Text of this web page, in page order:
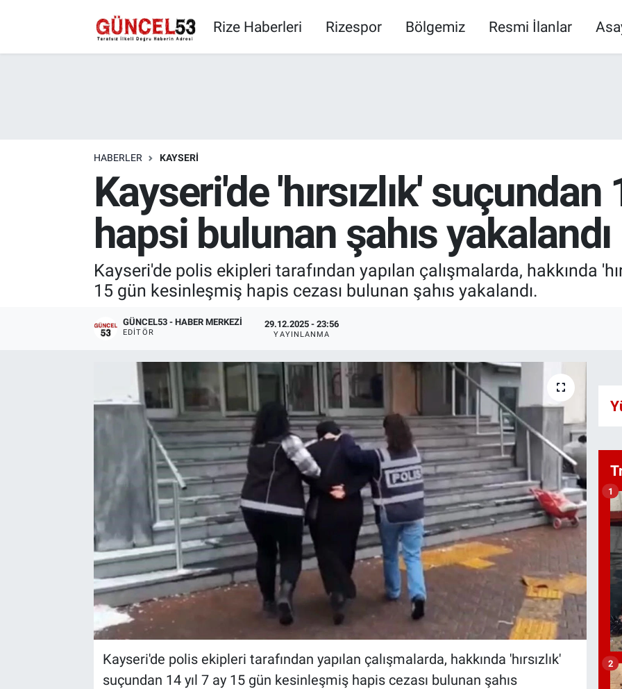
Rize Haberleri Rizespor Bölgemiz Resmi İlanlar
HABERLER KAYSERI
Kayseri'de 'hırsızlık' suçundan
hapsi bulunan şahıs yakalandı
Kayseri'de polis ekipleri tarafından yapılan çalışmalarda, hakkında
15 gün kesinleşmiş hapis cezası bulunan şahıs yakalandı.
GÜNCEL53 - HABER MERKEZI
EDITÖR
29.12.2025 - 23:56
YAYINLANMA
Kayseri'de polis ekipleri tarafından yapılan çalışmalarda, hakkında 'hırsızlık'
suçundan 14 yıl 7 ay 15 gün kesinleşmiş hapis cezası bulunan şahıs
1
2